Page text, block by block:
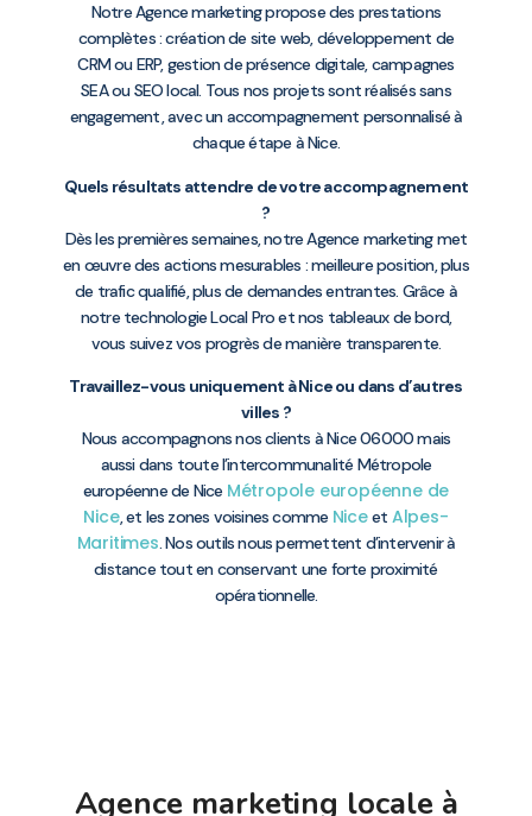
Notre Agence marketing propose des prestations
complètes : création de site web, développement de
CRM ou ERP, gestion de présence digitale, campagnes
SEA ou SEO local. Tous nos projets sont réalisés sans
engagement, avec un accompagnement personnalisé à
chaque étape à Nice.
Quels résultats attendre de votre accompagnement
?
Dès les premières semaines, notre Agence marketing met
en œuvre des actions mesurables : meilleure position, plus
de trafic qualifié, plus de demandes entrantes. Grâce à
notre technologie Local Pro et nos tableaux de bord,
vous suivez vos progrès de manière transparente.
Travaillez-vous uniquement à Nice ou dans d’autres
villes ?
Nous accompagnons nos clients à Nice 06000 mais
aussi dans toute l’intercommunalité Métropole
européenne de Nice Métropole européenne de
Nice, et les zones voisines comme Niceet Alpes-
Maritimes. Nos outils nous permettent d’intervenir à
distance tout en conservant une forte proximité
opérationnelle.
Agence marketing locale à